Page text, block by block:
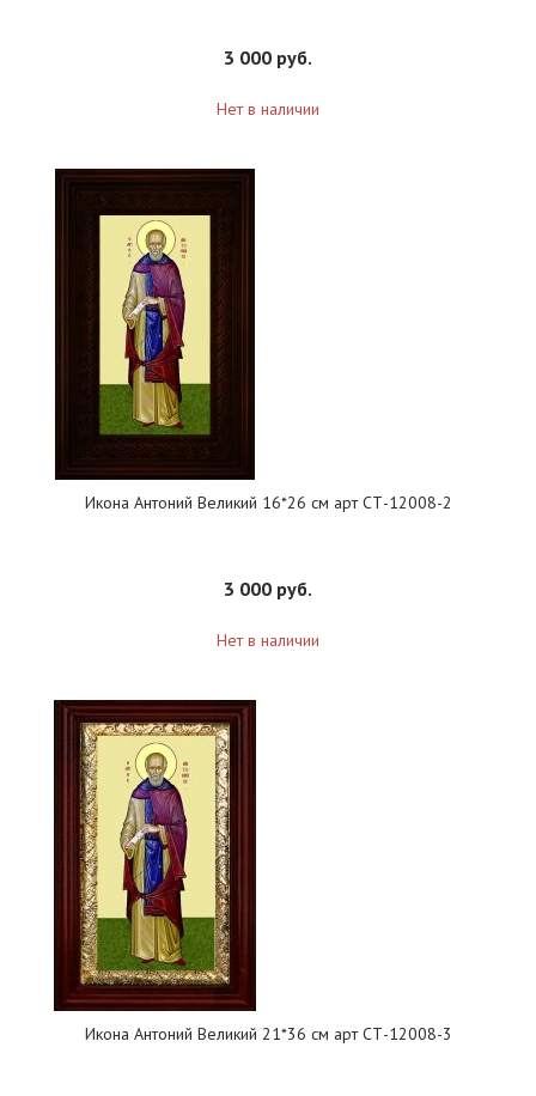
3 000 руб.
Нет в наличии
Икона Антоний Великий 16*26 см арт СТ-12008-2
3 000 руб.
Нет в наличии
Икона Антоний Великий 21*36 см арт СТ-12008-3